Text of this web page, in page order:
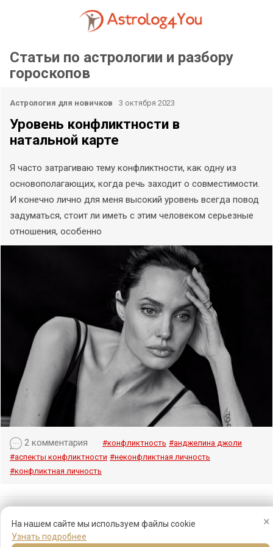
×
На нашем сайте мы используем файлы cookie
Узнать подробнее
Статьи по астрологии и разбору
гороскопов
Астрология для новичков 3 октября 2023
Уровень конфликтности в
натальной карте
Я часто затрагиваю тему конфликтности, как одну из
основополагающих, когда речь заходит о совместимости.
И конечно лично для меня высокий уровень всегда повод
задуматься, стоит ли иметь с этим человеком серьезные
отношения, особенно
2 комментария #конфликтность #анджелина джоли
#аспекты конфликтности #неконфликтная личность
#конфликтная личность